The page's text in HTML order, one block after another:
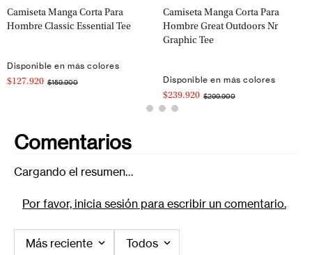
Camiseta Manga Corta Para
Hombre Classic Essential Tee
Disponible en más colores
$127.920 $159.900
Camiseta Manga Corta Para
Hombre Great Outdoors Nr
Graphic Tee
Disponible en más colores
$239.920 $299.900
Comentarios
Cargando el resumen…
Por favor, inicia sesión para escribir un comentario.
Más reciente
Todos